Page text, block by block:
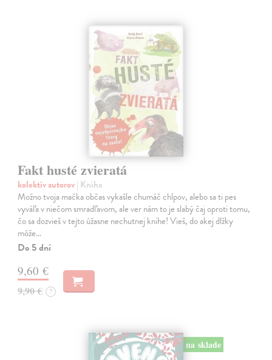
Fakt husté zvieratá
kolektív autorov| Kniha
Možno tvoja mačka občas vykašle chumáč chlpov, alebo sa ti pes
vyváľa v niečom smradľavom, ale ver nám to je slabý čaj oproti tomu,
čo sa dozvieš v tejto úžasne nechutnej knihe! Vieš, do akej dlžky
môže…
Do 5 dní
9,60 €
9,90 € ?
na sklade